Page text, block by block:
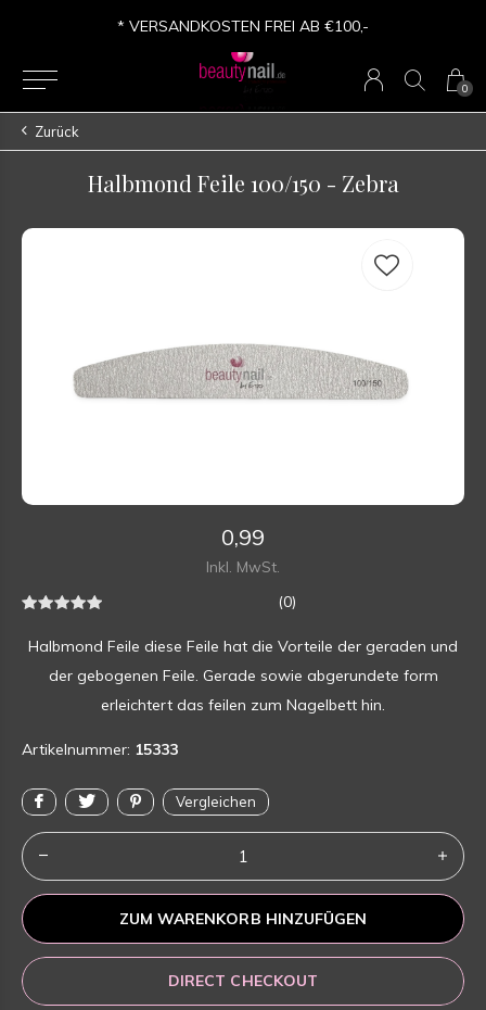
0
* VERSANDKOSTEN FREI AB €100,-
Zurück
Halbmond Feile 100/150 - Zebra
0,99
Inkl. MwSt.
(0)
Halbmond Feile diese Feile hat die Vorteile der geraden und
der gebogenen Feile. Gerade sowie abgerundete form
erleichtert das feilen zum Nagelbett hin.
Artikelnummer: 15333
Vergleichen
ZUM WARENKORB HINZUFÜGEN
DIRECT CHECKOUT